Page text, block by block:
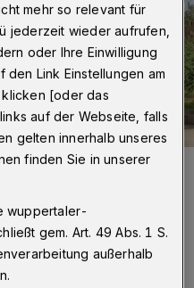
ehemaliger
vielen Tour-Höhepunkten.
mehr so relevant für
jederzeit wieder aufrufen,
oder Ihre Einwilligung
Link Einstellungen am
[oder das
auf der Webseite, falls
gelten innerhalb unseres
finden Sie in unserer
wuppertaler-
gem. Art. 49 Abs. 1 S.
außerhalb